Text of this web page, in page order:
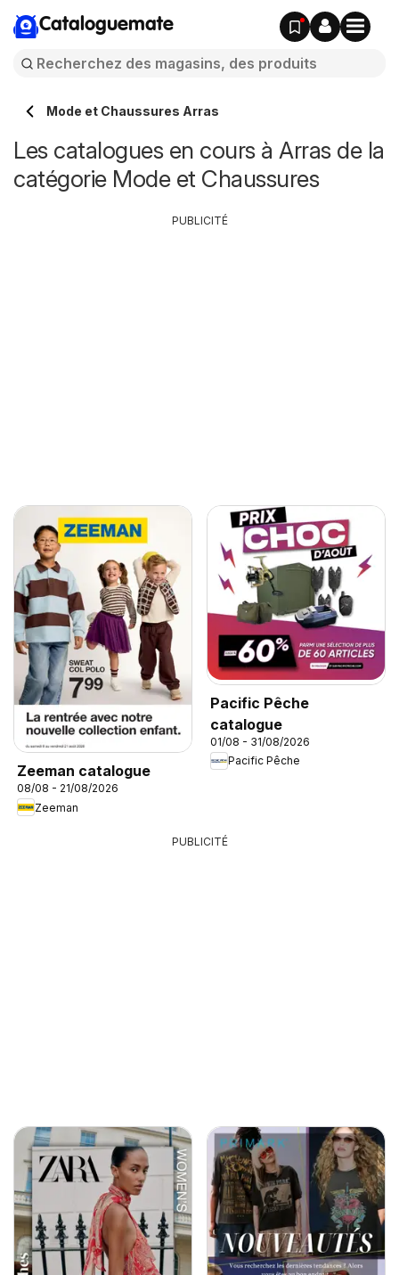
Cataloguemate
Mode et Chaussures Arras
Les catalogues en cours à Arras de la
catégorie Mode et Chaussures
Zeeman catalogue
08/08 - 21/08/2026
Zeeman
Pacific Pêche
catalogue
01/08 - 31/08/2026
Pacific Pêche
PUBLICITÉ
PUBLICITÉ